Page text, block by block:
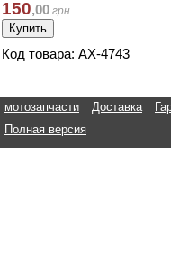
150,00 грн.
Код товара: АХ-4743
мотозапчасти Доставка
Полная версия